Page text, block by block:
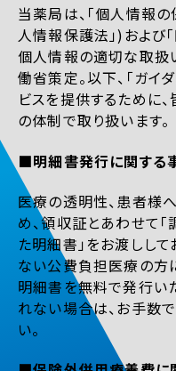
当薬局は、「個人情報の
人情報保護法」)および
個人情報の適切な取扱
働省策定。以下、「ガイ
ビスを提供するために
の体制で取り扱います。
■明細書発行に関する
医療の透明性、患者様
め、領収証とあわせて
た明細書」をお渡しし
ない公費負担医療の方
明細書を無料で発行い
れない場合は、お手数
い。